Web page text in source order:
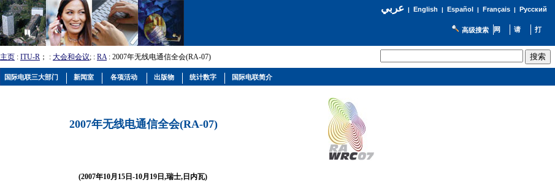
عربي| English | Español | Français| Русский
高级搜索
主页 : ITU-R ； : 大会和会议; : RA: 2007年无线电通信全会(RA-07)
2007年无线电通信全会(RA-07)
(2007年10月15日-10月19日,瑞士,日内瓦)
国际电联三大部门 新闻室 各项活动 出版物 统计数字 国际电联简介